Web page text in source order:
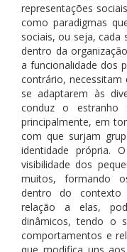
representações
como paradigmas
sociais, ou seja,
dentro da
a funcionalidade dos
contrário, necessitam
se adaptarem às
conduz o estranho
principalmente, em
com que surjam
identidade própria.
visibilidade dos
muitos, formando
dentro do contexto
relação a elas,
dinâmicos, tendo o
comportamentos e